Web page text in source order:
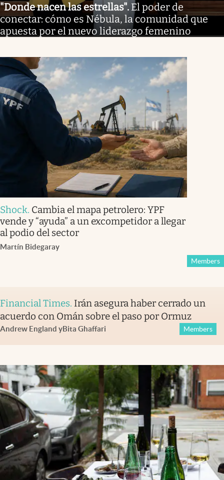
"Donde nacen las estrellas". El poder de
conectar: cómo es Nébula, la comunidad que
apuesta por el nuevo liderazgo femenino
Shock. Cambia el mapa petrolero: YPF
vende y “ayuda” a un excompetidor a llegar
al podio del sector
Martín Bidegaray
Members
Financial Times. Irán asegura haber cerrado un
acuerdo con Omán sobre el paso por Ormuz
Andrew England yBita Ghaffari Members